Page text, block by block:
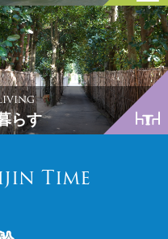
らす
Time